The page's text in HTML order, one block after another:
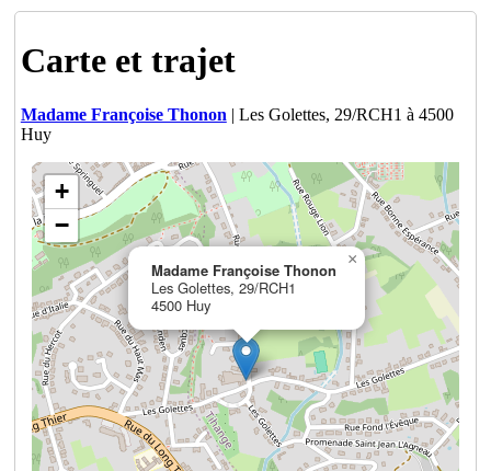
Carte et trajet
Madame Françoise Thonon | Les Golettes, 29/RCH1 à 4500
Huy
Madame Françoise Thonon
Les Golettes, 29/RCH1
4500 Huy
×
+
−